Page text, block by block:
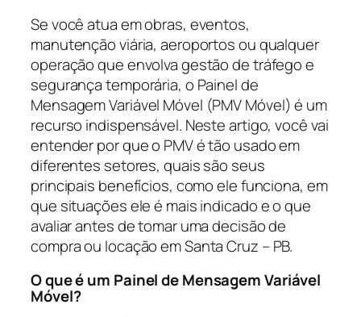
Se você atua em obras, eventos,
manutenção viária, aeroportos ou qualquer
operação que envolva gestão de tráfego e
segurança temporária, o Painel de
Mensagem Variável Móvel (PMV Móvel) é um
recurso indispensável. Neste artigo, você vai
entender por que o PMV é tão usado em
diferentes setores, quais são seus
principais benefícios, como ele funciona, em
que situações ele é mais indicado e o que
avaliar antes de tomar uma decisão de
compra ou locação em Santa Cruz – PB.
O que é um Painel de Mensagem Variável
Móvel?